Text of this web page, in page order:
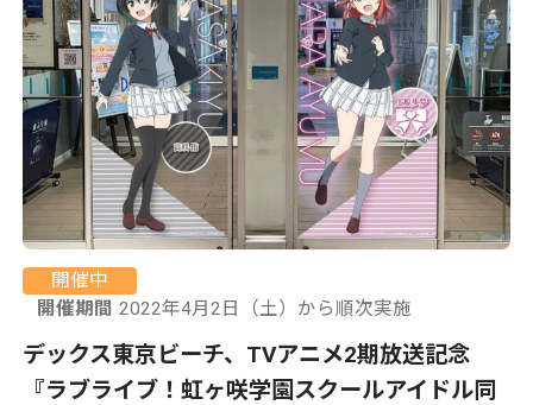
開催中
開催期間 2022年4月2日（土）から順次実施
デックス東京ビーチ、TVアニメ2期放送記念
『ラブライブ！虹ヶ咲学園スクールアイドル同